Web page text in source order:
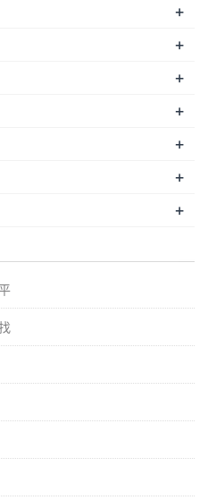
部位于辛辛那提的总部位
产品
和分销
地板生产线
舞台地板
，俄亥俄州，荷兰。
，达拉斯，凤凰城，印第
+
+
+
+
+
+
+